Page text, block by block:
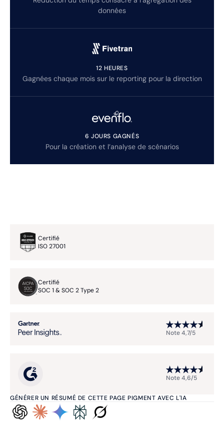
données
12 HEURES
Gagnées chaque mois sur le reporting pour la direction
6 JOURS GAGNÉS
Pour la création et l’analyse de scénarios
GÉNÉRER UN RÉSUMÉ DE CETTE PAGE PIGMENT AVEC L'IA
Certifié
ISO 27001
Certifié
SOC 1 & SOC 2 Type 2
Note 4,7/5
Note 4,6/5